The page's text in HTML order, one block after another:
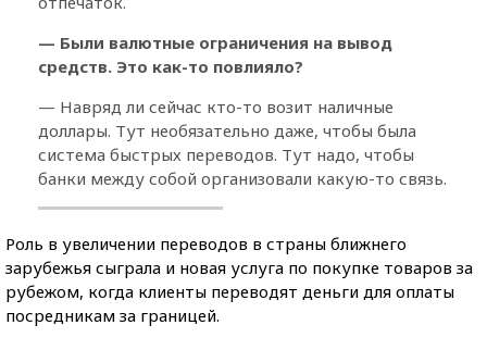
— Были валютные ограничения на вывод
средств. Это как-то повлияло?
— Навряд ли сейчас кто-то возит наличные
доллары. Тут необязательно даже, чтобы была
система быстрых переводов. Тут надо, чтобы
банки между собой организовали какую-то связь.
Роль в увеличении переводов в страны ближнего
зарубежья сыграла и новая услуга по покупке товаров за
рубежом, когда клиенты переводят деньги для оплаты
посредникам за границей.